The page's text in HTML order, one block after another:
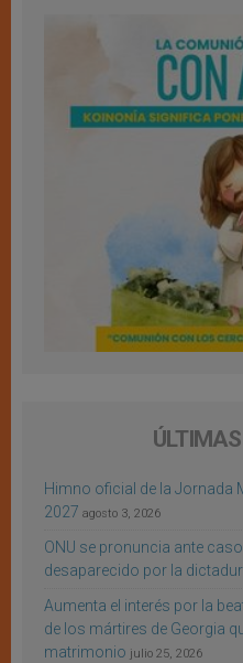
Himno oficial de la Jornada
2027 agosto 3, 2026
ONU se pronuncia ante
desaparecido por la
Aumenta el interés por la
de los mártires de Georgia
matrimonio julio 25, 2026